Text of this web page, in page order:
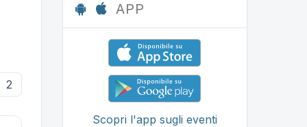
2
APP
Scopri l'app sugli eventi